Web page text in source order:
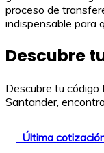
proceso de
indispensable para
Descubre
Descubre tu código
Santander,
Última